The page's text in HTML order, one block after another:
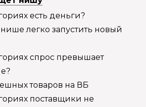
есть деньги?
легко запустить новый
спрос превышает
товаров на ВБ
поставщики не